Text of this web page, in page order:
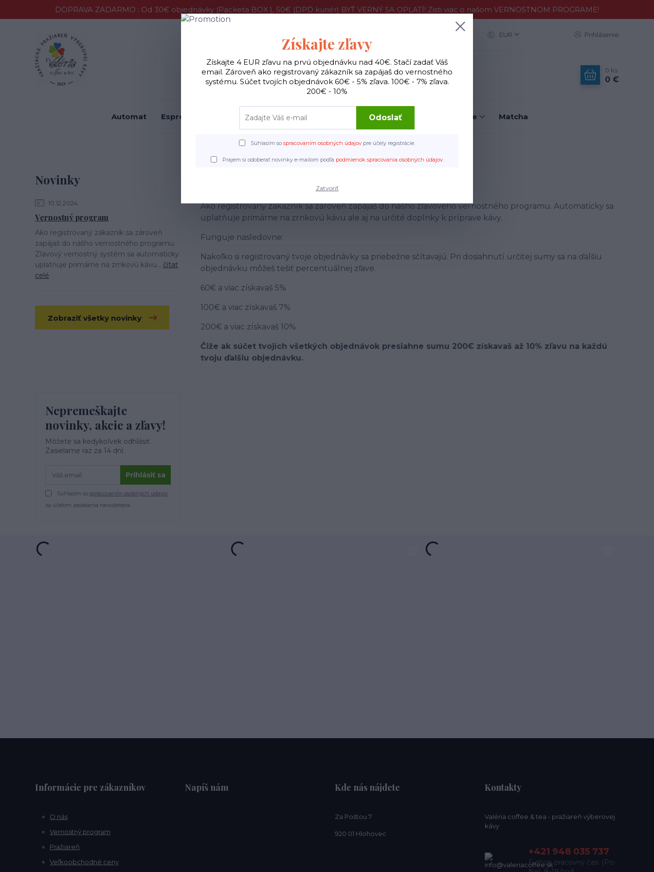
DOPRAVA ZADARMO : Od 30€ objednávky (Packeta BOX ), 50€ (DPD kuriér) BYŤ VERNÝ SA OPLATÍ! Zisti viac o našom VERNOSTNOM PROGRAME!
EUR Prihlásenie
Hľadať
0 ks
0 €
Automat Espresso Všetky kávy Príslušenstvo káva Hudobné nástroje Matcha
Úvod Vernostný program
Novinky
10.12.2024
Vernostný program
Ako registrovaný zákazník sa zároveň
zapájaš do nášho vernostného programu.
Zľavový vernostný systém sa automaticky
uplatňuje primárne na zrnkovú kávu... čítať
celé
Zobraziť všetky novinky
Nepremeškajte
novinky, akcie a zľavy!
Môžete sa kedykoľvek odhlásiť.
Zasielame raz za 14 dní.
Prihlásiť sa
Súhlasím so spracovaním osobných údajov
za účelom zasielania newslettera.
Vernostný program
Ako registrovaný zákazník sa zároveň zapájaš do nášho zľavového vernostného programu. Automaticky sa
uplatňuje primárne na zrnkovú kávu ale aj na určité doplnky k príprave kávy.
Funguje nasledovne:
Nakoľko si registrovaný tvoje objednávky sa priebežne sčítavajú. Pri dosiahnutí určitej sumy sa na ďalšiu
objednávku môžeš tešiť percentuálnej zľave.
60€ a viac získavaš 5%
100€ a viac získavaš 7%
200€ a viac získavaš 10%
Čiže ak súčet tvojích všetkých objednávok presiahne sumu 200€ získavaš až 10% zľavu na každú
tvoju ďalšiu objednávku.
Informácie pre zákazníkov
O nás
Vernostný program
Pražiareň
Veľkoobchodné ceny
Napíš nám Kde nás nájdete
Za Poštou 7
920 01 Hlohovec
Kontakty
Valéria coffee & tea - pražiareň výberovej
kávy
+421 948 035 737
E-shop pracovný čas: (Po-
Získajte zľavy
Získajte 4 EUR zľavu na prvú objednávku nad 40€. Stačí zadať Váš
email. Zároveň ako registrovaný zákazník sa zapájaš do vernostného
systému. Súčet tvojích objednávok 60€ - 5% zľava. 100€ - 7% zľava.
200€ - 10%
Odoslať
Súhlasím so spracovaním osobných údajov pre účely registrácie.
Prajem si odoberať novinky e-mailom podľa podmienok spracovania osobných údajov.
Zatvoriť